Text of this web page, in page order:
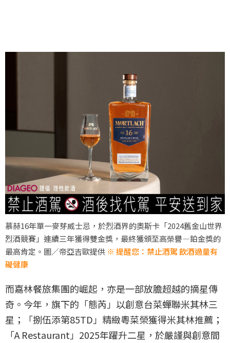
慕赫16年單一麥芽威士忌，於烈酒界的奧斯卡「2024舊金山世界
烈酒競賽」連續三年獲得雙金獎，最終獲頒至高榮譽—鉑金獎的
最高肯定。圖／帝亞吉歐提供 ※ 提醒您：禁止酒駕 飲酒過量有
礙健康
而嘉林餐旅集團的崛起，亦是一部放膽超越的摘星傳
奇。今年，旗下的「態芮」以創意台菜蟬聯米其林三
星；「捌伍添第85TD」精緻粵菜榮獲得米其林推薦；
「A Restaurant」2025年躍升二星，於嚴謹與創意間